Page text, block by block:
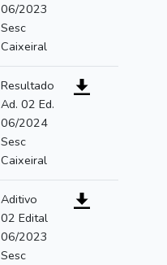
06/2023
Sesc
Caixeiral
Resultado
Ad. 02 Ed.
06/2024
Sesc
Caixeiral
Aditivo
02 Edital
06/2023
Sesc